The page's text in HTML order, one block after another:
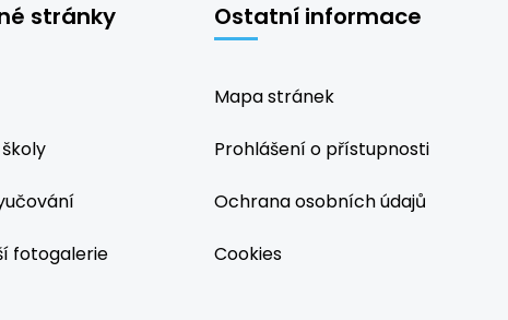
stránky
fotogalerie
Ostatní informace
Mapa stránek
Prohlášení o přístupnosti
Ochrana osobních údajů
Cookies